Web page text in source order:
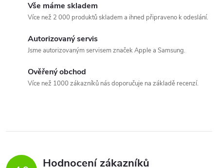
ý
Vše máme skladem
Více než 2 000 produktů skladem a ihned připraveno k odeslání.
Autorizovaný servis
Jsme autorizovaným servisem značek Apple a Samsung.
Ověřený obchod
Více než 1000 zákazníků nás doporučuje na základě recenzí.
Hodnocení zákazníků